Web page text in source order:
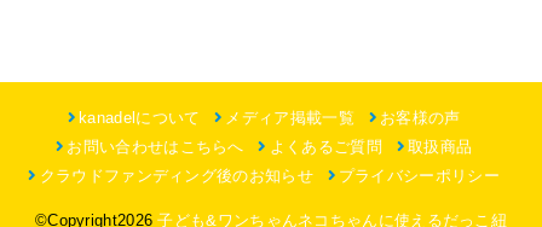
kanadelについて メディア掲載一覧
お客様の声
お問い合わせはこちらへ
よくあるご質問
取扱商品
クラウドファンディング後のお知らせ
プライバシーポリシー
©Copyright2026子ども&ワンちゃんネコちゃんに使えるだっこ紐